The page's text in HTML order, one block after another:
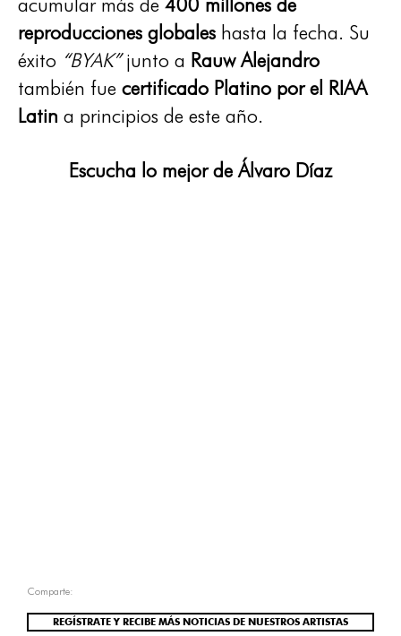
reproducciones globales hasta la fecha. Su
éxito “BYAK”junto a Rauw Alejandro
también fue certificado Platino por el RIAA
Latin a principios de este año.
Escucha lo mejor de Álvaro Díaz
Comparte:
REGÍSTRATE Y RECIBE MÁS NOTICIAS DE NUESTROS ARTISTAS